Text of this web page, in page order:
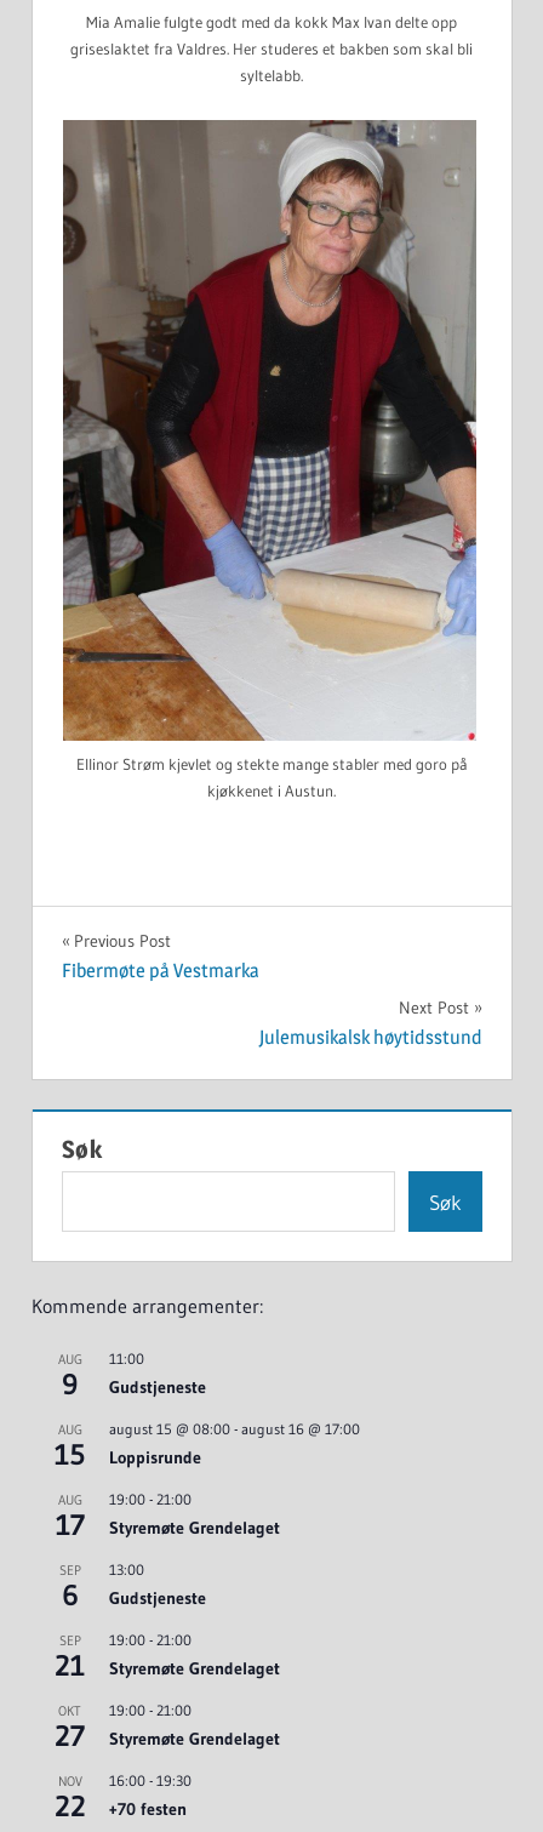
Mia Amalie fulgte godt med da kokk Max Ivan delte opp
griseslaktet fra Valdres. Her studeres et bakben som skal bli
syltelabb.
Ellinor Strøm kjevlet og stekte mange stabler med goro på
kjøkkenet i Austun.
UKATEGORISERT
Innleggsnavigasjon
Previous Post
Fibermøte på Vestmarka
Next Post
Julemusikalsk høytidsstund
Søk
Søk
Kommende arrangementer:
AUG
9
11:00
Gudstjeneste
AUG
15
august 15 @ 08:00- august 16 @ 17:00
Loppisrunde
AUG
17
19:00- 21:00
Styremøte Grendelaget
SEP
6
13:00
Gudstjeneste
SEP
21
19:00- 21:00
Styremøte Grendelaget
OKT
27
19:00- 21:00
Styremøte Grendelaget
NOV
22
16:00- 19:30
+70 festen